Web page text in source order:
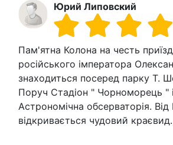
Юрий Липовский
Пам'ятна Колона на честь
російського імператора
знаходиться посеред парку Т.
Поруч Стадіон " Чорноморець " і
Астрономічна обсерваторія. Від
відкривається чудовий краєвид.